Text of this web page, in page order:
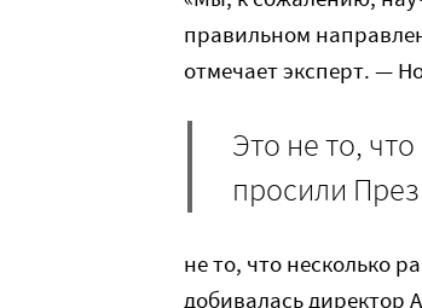
правильном
отмечает эксперт. —
Это не то,
просили
не то, что несколько
добивалась директор